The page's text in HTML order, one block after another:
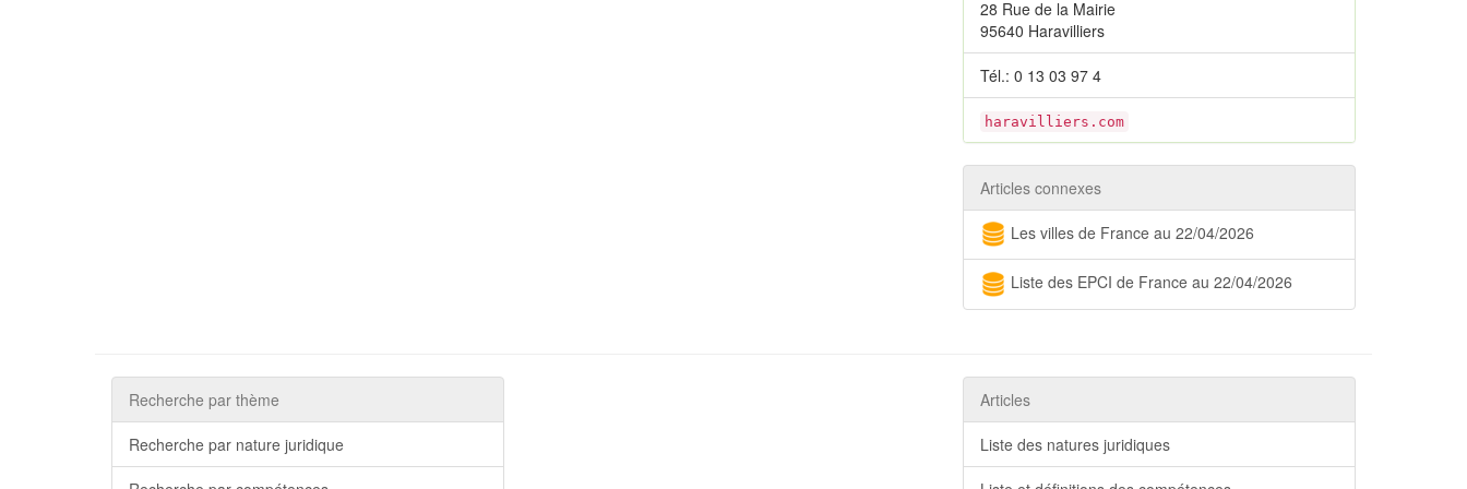
28 Rue de la Mairie
95640 Haravilliers
Tél.: 0 13 03 97 4
haravilliers.com
Articles connexes
Les villes de France au 22/04/2026
Liste des EPCI de France au 22/04/2026
Recherche par thème
Recherche par nature juridique
Articles
Liste des natures juridiques